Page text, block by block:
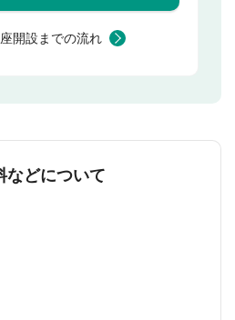
開設までの流れ
などについて